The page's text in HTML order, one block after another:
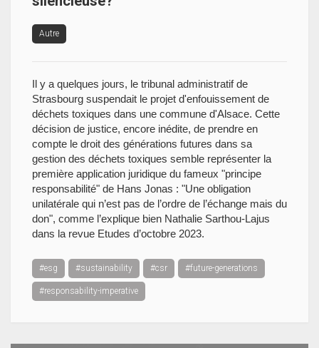
Autre
Il y a quelques jours, le tribunal administratif de
Strasbourg suspendait le projet d'enfouissement de
déchets toxiques dans une commune d'Alsace. Cette
décision de justice, encore inédite, de prendre en
compte le droit des générations futures dans sa
gestion des déchets toxiques semble représenter la
première application juridique du fameux "principe
responsabilité" de Hans Jonas : "Une obligation
unilatérale qui n’est pas de l’ordre de l’échange mais du
don", comme l’explique bien Nathalie Sarthou-Lajus
dans la revue Etudes d’octobre 2023.
#esg #sustainability #csr #future-generations
#responsability-imperative